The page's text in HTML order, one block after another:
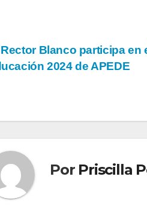
Rector Blanco participa en
2024 de APEDE
Por Priscilla